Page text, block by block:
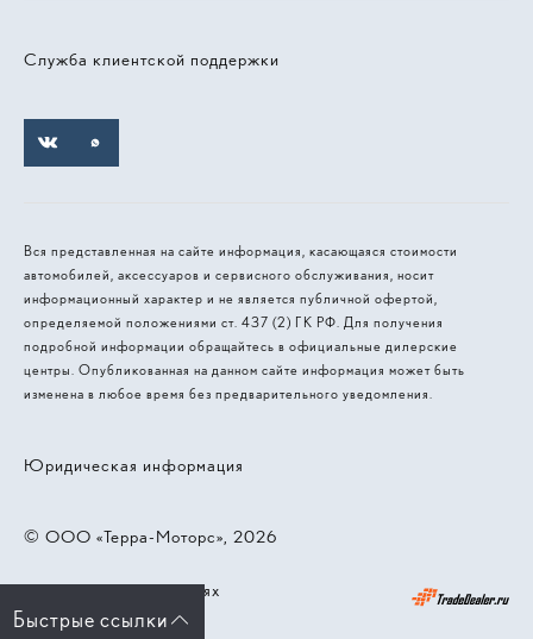
Служба клиентской поддержки
Вся представленная на сайте информация, касающаяся стоимости
автомобилей, аксессуаров и сервисного обслуживания, носит
информационный характер и не является публичной офертой,
определяемой положениями ст. 437 (2) ГК РФ. Для получения
подробной информации обращайтесь в официальные дилерские
центры. Опубликованная на данном сайте информация может быть
изменена в любое время без предварительного уведомления.
© 2026, ООО «Терра-Моторс»
Юридическая информация
Работает на технологиях